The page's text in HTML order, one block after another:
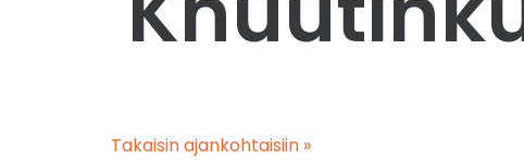
Takaisin ajankohtaisiin »